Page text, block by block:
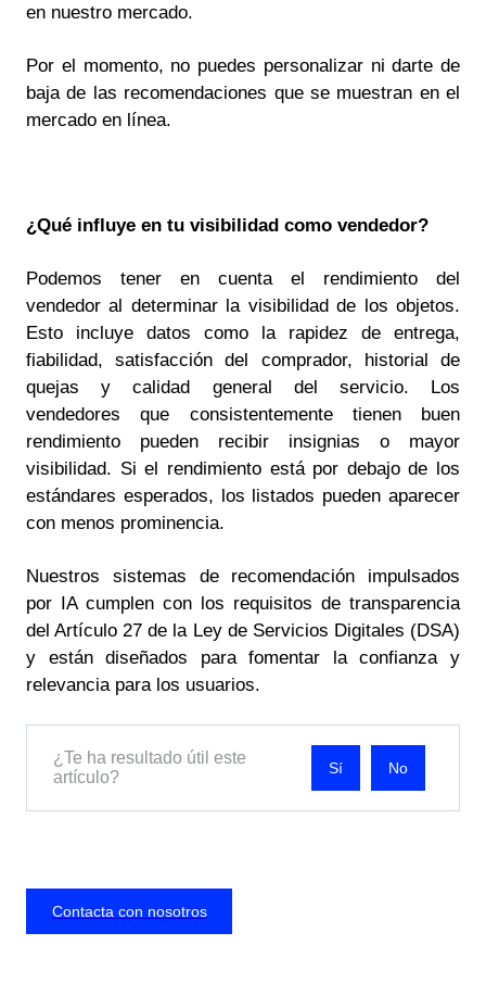
en nuestro mercado.
Por el momento, no puedes personalizar ni darte de
baja de las recomendaciones que se muestran en el
mercado en línea.
¿Qué influye en tu visibilidad como vendedor?
Podemos tener en cuenta el rendimiento del
vendedor al determinar la visibilidad de los objetos.
Esto incluye datos como la rapidez de entrega,
fiabilidad, satisfacción del comprador, historial de
quejas y calidad general del servicio. Los
vendedores que consistentemente tienen buen
rendimiento pueden recibir insignias o mayor
visibilidad. Si el rendimiento está por debajo de los
estándares esperados, los listados pueden aparecer
con menos prominencia.
Nuestros sistemas de recomendación impulsados
por IA cumplen con los requisitos de transparencia
del Artículo 27 de la Ley de Servicios Digitales (DSA)
y están diseñados para fomentar la confianza y
relevancia para los usuarios.
¿Te ha resultado útil este
artículo?
No
Contacta con nosotros